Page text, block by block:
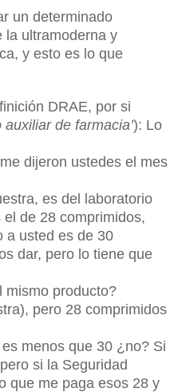
un determinado
la ultramoderna y
y esto es lo que
DRAE, por si
auxiliar de farmacia’): Lo
dijeron ustedes el mes
es del laboratorio
de 28 comprimidos,
a usted es de 30
dar, pero lo tiene que
mismo producto?
pero 28 comprimidos
menos que 30 ¿no? Si
si la Seguridad
que me paga esos 28 y